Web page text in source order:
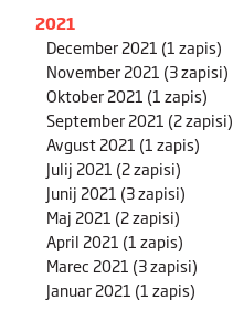
2021
December 2021 (1 zapis)
November 2021 (3 zapisi)
Oktober 2021 (1 zapis)
September 2021 (2 zapisi)
Avgust 2021 (1 zapis)
Julij 2021 (2 zapisi)
Junij 2021 (3 zapisi)
Maj 2021 (2 zapisi)
April 2021 (1 zapis)
Marec 2021 (3 zapisi)
Januar 2021 (1 zapis)